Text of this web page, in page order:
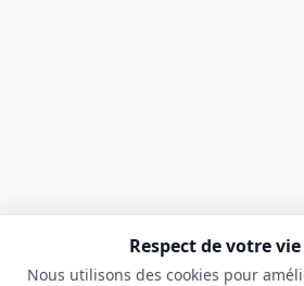
Respect de votre
Nous utilisons des cookies pour